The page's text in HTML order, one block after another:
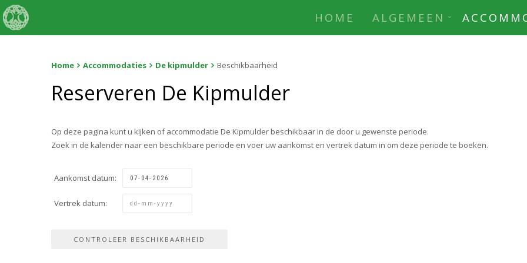
HOME ALGEMEEN
Home Accommodaties De kipmulder Beschikbaarheid
Reserveren De Kipmulder
Op deze pagina kunt u kijken of accommodatie De Kipmulder beschikbaar in de door u gewenste periode.
Zoek in de kalender naar een beschikbare periode en voer uw aankomst en vertrek datum in om deze periode te boeken.
Aankomst datum:
Vertrek datum: